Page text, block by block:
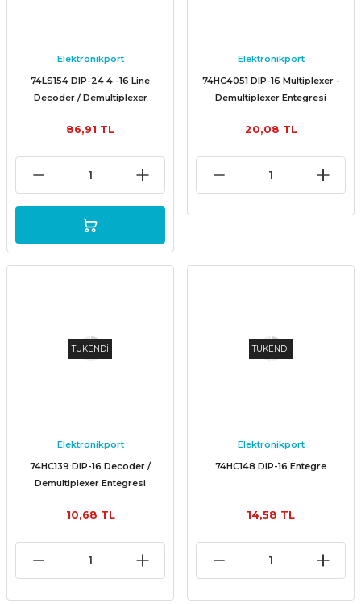
Elektronikport
74LS154 DIP-24 4 -16 Line
Decoder / Demultiplexer
86,91 TL
Elektronikport
74HC4051 DIP-16 Multiplexer -
Demultiplexer Entegresi
20,08 TL
TÜKENDİ
Elektronikport
74HC139 DIP-16 Decoder /
Demultiplexer Entegresi
10,68 TL
TÜKENDİ
Elektronikport
74HC148 DIP-16 Entegre
14,58 TL